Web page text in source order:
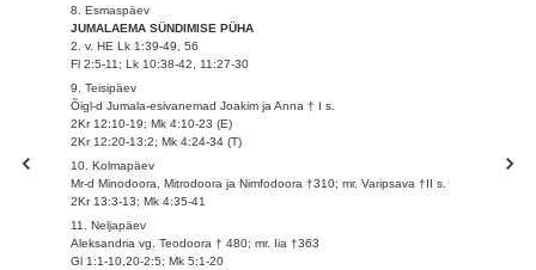
8. Esmaspäev
JUMALAEMA SÜNDIMISE PÜHA
2. v. HE Lk 1:39-49, 56
Fl 2:5-11; Lk 10:38-42, 11:27-30
9. Teisipäev
Õigl-d Jumala-esivanemad Joakim ja Anna † I s.
2Kr 12:10-19; Mk 4:10-23 (E)
2Kr 12:20-13:2; Mk 4:24-34 (T)
10. Kolmapäev
Mr-d Minodoora, Mitrodoora ja Nimfodoora †310; mr. Varipsava †II s.
2Kr 13:3-13; Mk 4:35-41
11. Neljapäev
Aleksandria vg. Teodoora † 480; mr. Iia †363
Gl 1:1-10,20-2:5; Mk 5:1-20